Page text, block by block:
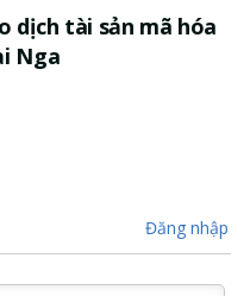
dịch tài sản mã hóa
Nga
Đăng nhập